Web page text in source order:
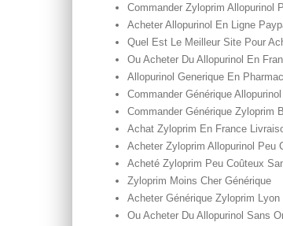
Commander Zyloprim Allopurinol
Acheter Allopurinol En Ligne
Quel Est Le Meilleur Site Pour
Ou Acheter Du Allopurinol En
Allopurinol Generique En
Commander Générique
Commander Générique Zyloprim
Achat Zyloprim En France
Acheter Zyloprim Allopurinol Peu
Acheté Zyloprim Peu Coûteux
Zyloprim Moins Cher Générique
Acheter Générique Zyloprim Lyon
Ou Acheter Du Allopurinol Sans